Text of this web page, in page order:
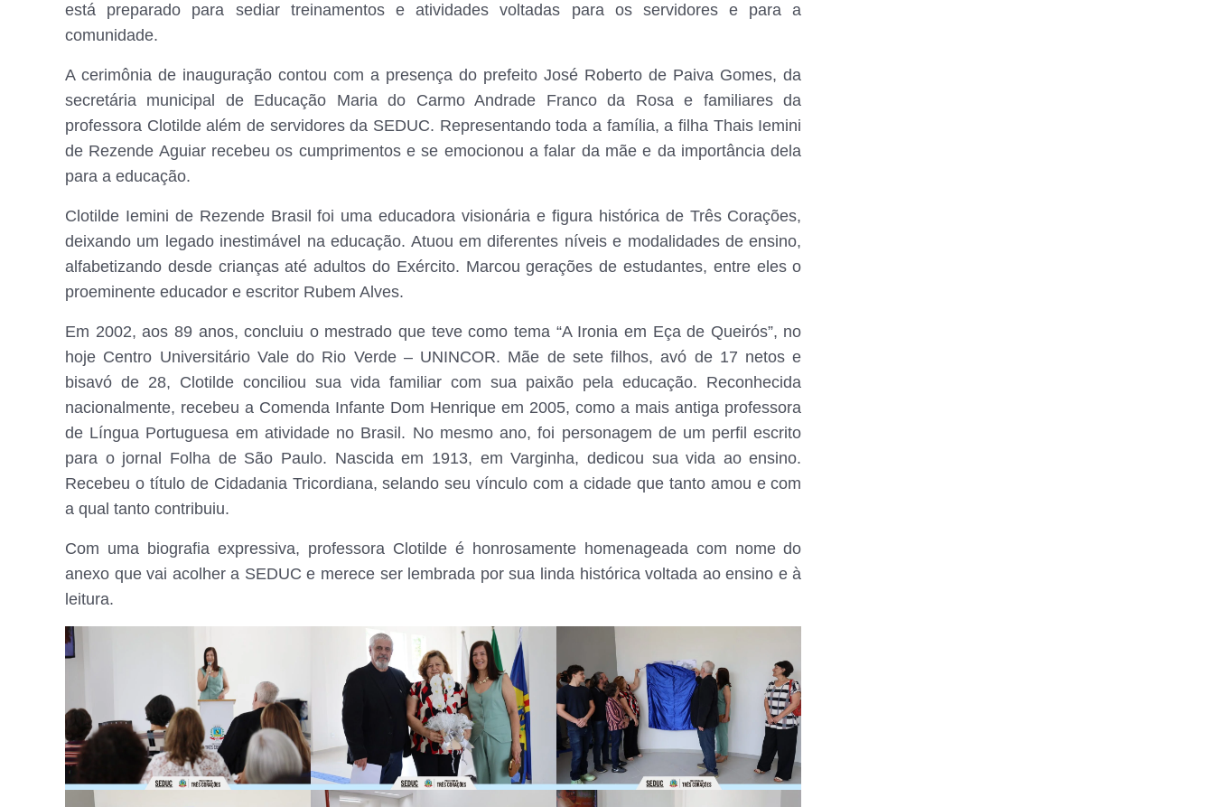
está preparado para sediar treinamentos e atividades voltadas para os servidores e para a
comunidade.
A cerimônia de inauguração contou com a presença do prefeito José Roberto de Paiva Gomes, da
secretária municipal de Educação Maria do Carmo Andrade Franco da Rosa e familiares da
professora Clotilde além de servidores da SEDUC. Representando toda a família, a filha Thais Iemini
de Rezende Aguiar recebeu os cumprimentos e se emocionou a falar da mãe e da importância dela
para a educação.
Clotilde Iemini de Rezende Brasil foi uma educadora visionária e figura histórica de Três Corações,
deixando um legado inestimável na educação. Atuou em diferentes níveis e modalidades de ensino,
alfabetizando desde crianças até adultos do Exército. Marcou gerações de estudantes, entre eles o
proeminente educador e escritor Rubem Alves.
Em 2002, aos 89 anos, concluiu o mestrado que teve como tema “A Ironia em Eça de Queirós”, no
hoje Centro Universitário Vale do Rio Verde – UNINCOR. Mãe de sete filhos, avó de 17 netos e
bisavó de 28, Clotilde conciliou sua vida familiar com sua paixão pela educação. Reconhecida
nacionalmente, recebeu a Comenda Infante Dom Henrique em 2005, como a mais antiga professora
de Língua Portuguesa em atividade no Brasil. No mesmo ano, foi personagem de um perfil escrito
para o jornal Folha de São Paulo. Nascida em 1913, em Varginha, dedicou sua vida ao ensino.
Recebeu o título de Cidadania Tricordiana, selando seu vínculo com a cidade que tanto amou e com
a qual tanto contribuiu.
Com uma biografia expressiva, professora Clotilde é honrosamente homenageada com nome do
anexo que vai acolher a SEDUC e merece ser lembrada por sua linda histórica voltada ao ensino e à
leitura.